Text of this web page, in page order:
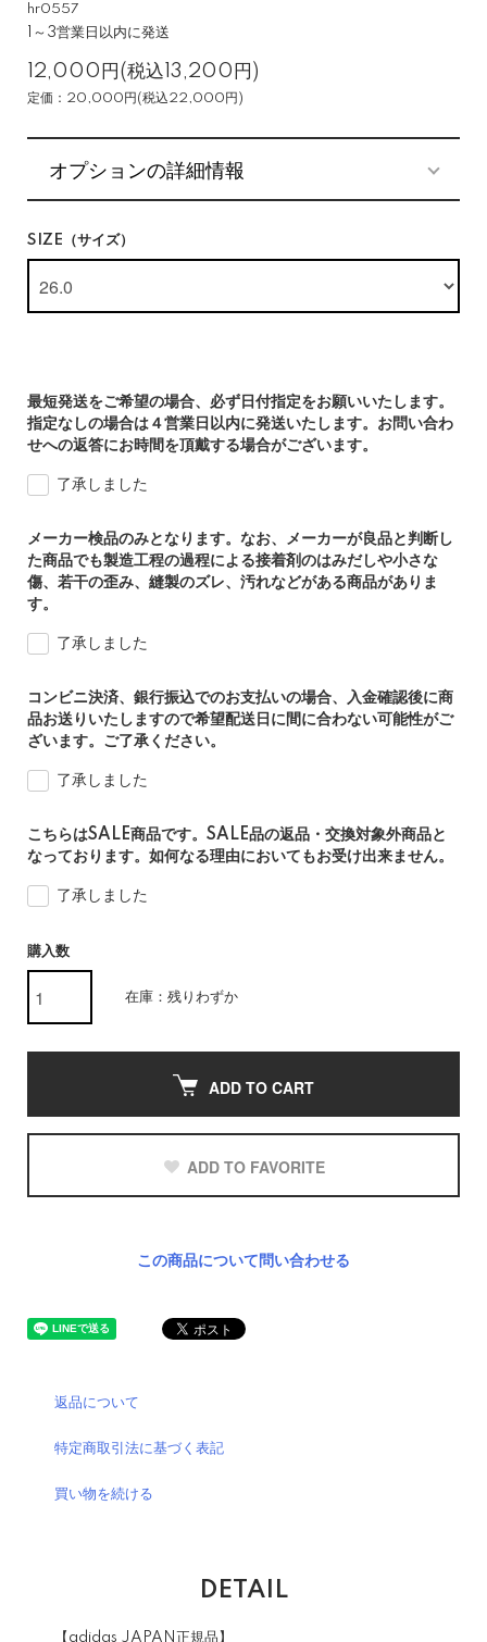
hr0557
1～3営業日以内に発送
12,000円(税込13,200円)
定価：20,000円(税込22,000円)
オプションの詳細情報
SIZE（サイズ）
最短発送をご希望の場合、必ず日付指定をお願いいたします。
指定なしの場合は４営業日以内に発送いたします。お問い合わ
せへの返答にお時間を頂戴する場合がございます。
了承しました
メーカー検品のみとなります。なお、メーカーが良品と判断し
た商品でも製造工程の過程による接着剤のはみだしや小さな
傷、若干の歪み、縫製のズレ、汚れなどがある商品がありま
す。
了承しました
コンビニ決済、銀行振込でのお支払いの場合、入金確認後に商
品お送りいたしますので希望配送日に間に合わない可能性がご
ざいます。ご了承ください。
了承しました
こちらはSALE商品です。SALE品の返品・交換対象外商品と
なっております。如何なる理由においてもお受け出来ません。
了承しました
購入数
在庫：残りわずか
ADD TO CART
ADD TO FAVORITE
この商品について問い合わせる
返品について
特定商取引法に基づく表記
買い物を続ける
DETAIL
【adidas JAPAN正規品】